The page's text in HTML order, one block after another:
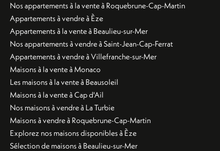
Nos appartements à la vente à Roquebrune-Cap-Martin
Appartements à vendre à Èze
Appartements à la vente à Beaulieu-sur-Mer
Nos appartements à vendre à Saint-Jean-Cap-Ferrat
Appartements à vendre à Villefranche-sur-Mer
Maisons à la vente à Monaco
Les maisons à la vente à Beausoleil
Maisons à la vente à Cap d'Ail
Nos maisons à vendre à La Turbie
Maisons à vendre à Roquebrune-Cap-Martin
Explorez nos maisons disponibles à Èze
Sélection de maisons à Beaulieu-sur-Mer